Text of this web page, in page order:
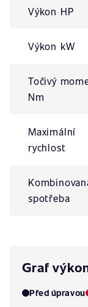
Výkon HP
Výkon kW
Točivý
Nm
Maximální
rychlost
spotřeba
Graf
Před úpravou